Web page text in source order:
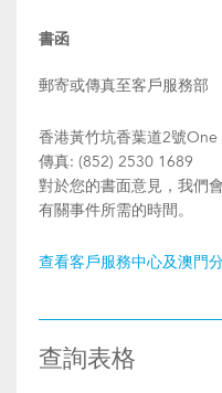
書函
郵寄或傳真至客戶服務部
香港黃竹坑香葉道2號
傳真: (852) 2530 1689
對於您的書面意見，我們
有關事件所需的時間。
查看客戶服務中心及澳門
查詢表格